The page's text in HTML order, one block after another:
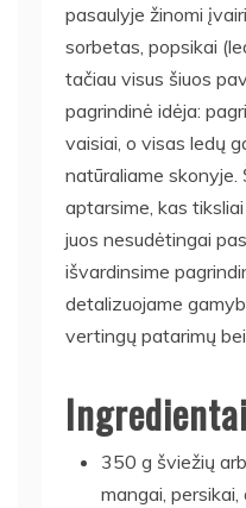
pasaulyje žinomi
sorbetas, popsikai
tačiau visus šiuos
pagrindinė idėja:
vaisiai, o visas ledų
natūraliame skonyje.
aptarsime, kas
juos nesudėtingai
išvardinsime
detalizuojame
vertingų patarimų bei
Ingredientai
350 g šviežių
mangai,